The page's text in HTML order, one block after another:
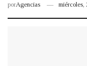
porAgencias